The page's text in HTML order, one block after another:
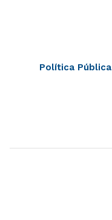
Política Pública